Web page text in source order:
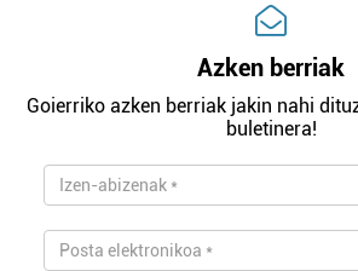
Azken berriak
Goierriko azken berriak jakin nahi
buletinera!